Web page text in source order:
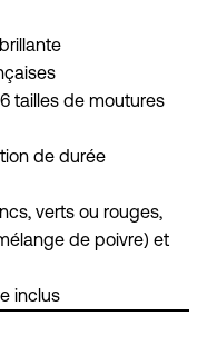
tailles de moutures
de durée
verts ou rouges,
de poivre) et
inclus